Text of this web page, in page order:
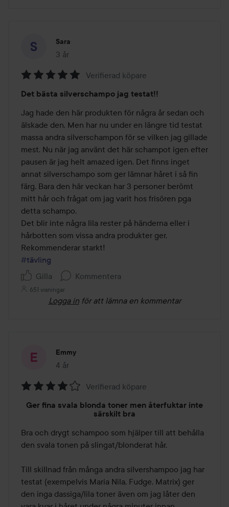
Sara
3 år
Inlägget skapades 3 år
5
av
5
Verifierad köpare
Det bästa silverschampo jag testat!!
Jag hade den här produkten för några år sedan och
älskade den. Men har nu under en längre tid testat
massa andra silverschampon för se vilken jag gillade
mest. Nu när jag använt det här schampot igen efter
pausen är jag helt amazed igen. Det finns inget
annat silverschampo som ger lämnar håret i så fin
färg. Bara den här veckan har 3 personer berömt
mitt hår och frågat om jag varit hos frisören pga
detta schampo.
Det blir inte några lila rester på händerna eller i
hårbotten som vissa andra produkter ger.
#tävling
Gilla
Kommentera
651 visningar
Logga in för att lämna en kommentar
Emmy
4 år
Inlägget skapades 4 år
4
5
Verifierad köpare
Ger fina svala blonda toner men återfuktar inte
särskilt bra
Bra och drygt schampoo som hjälper till att behålla
den svala tonen på slingat/blonderat hår.
Till skillnad från många andra silvershampoo jag har
testat (exempelvis Maria Nila, Fudge, Matrix) ger
den inga dassiga/lila toner även om jag låter den